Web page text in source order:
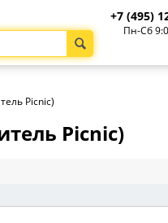
+7 (495)
Пн-Сб
Picnic)
Picnic)